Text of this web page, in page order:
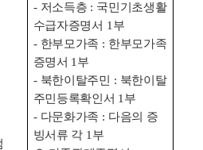
- 저소득층 : 국민기초생활
수급자증명서 1부
- 한부모가족 : 한부모가족
증명서 1부
- 북한이탈주민 : 북한이탈
주민등록확인서 1부
- 다문화가족 : 다음의 증
빙서류 각 1부